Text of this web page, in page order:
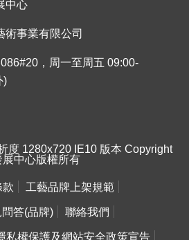
中心
術事業有限公司
，周一至周五 09:00-
)
度 1280x720 IE10 版本 Copyright
中心版權所有
款 工藝品牌上架規範
答(品牌) 聯絡我們
私權保護及網站安全政策宣告